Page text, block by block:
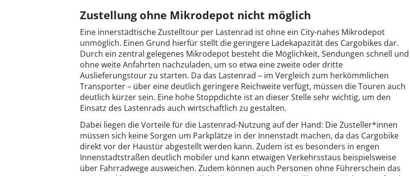
Zustellung ohne Mikrodepot nicht möglich
Eine innerstädtische Zustelltour per Lastenrad ist ohne ein City-nahes Mikrodepot
unmöglich. Einen Grund hierfür stellt die geringere Ladekapazität des Cargobikes dar.
Durch ein zentral gelegenes Mikrodepot besteht die Möglichkeit, Sendungen schnell und
ohne weite Anfahrten nachzuladen, um so etwa eine zweite oder dritte
Auslieferungstour zu starten. Da das Lastenrad – im Vergleich zum herkömmlichen
Transporter – über eine deutlich geringere Reichweite verfügt, müssen die Touren auch
deutlich kürzer sein. Eine hohe Stoppdichte ist an dieser Stelle sehr wichtig, um den
Einsatz des Lastenrads auch wirtschaftlich zu gestalten.
Dabei liegen die Vorteile für die Lastenrad-Nutzung auf der Hand: Die Zusteller*innen
müssen sich keine Sorgen um Parkplätze in der Innenstadt machen, da das Cargobike
direkt vor der Haustür abgestellt werden kann. Zudem ist es besonders in engen
Innenstadtstraßen deutlich mobiler und kann etwaigen Verkehrsstaus beispielsweise
über Fahrradwege ausweichen. Zudem können auch Personen ohne Führerschein das